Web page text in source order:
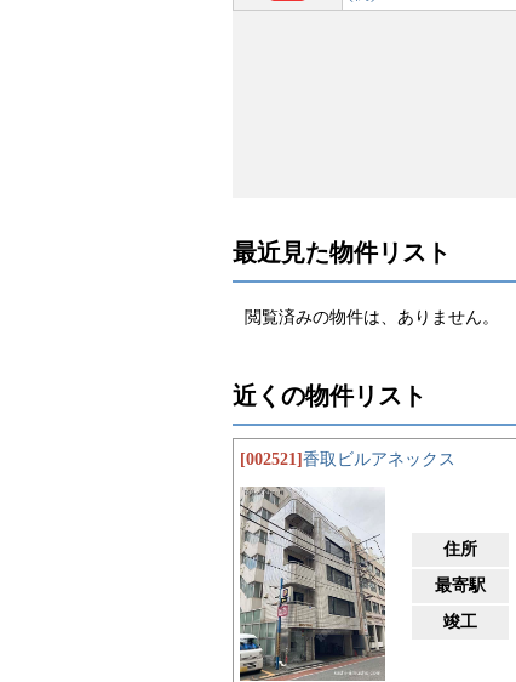
最近見た物件リスト
閲覧済みの物件は、ありません。
近くの物件リスト
[002521]香取ビルアネックス
住所
最寄駅
竣工